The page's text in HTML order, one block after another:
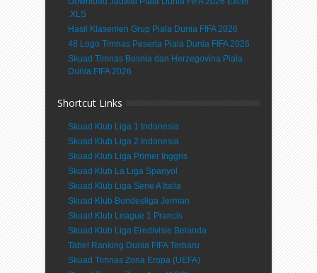
.XLS
Hasil Klasemen Grup Piala Dunia FIFA 2026
48 Logo Timnas Peserta Piala Dunia FIFA 2026
Skuad Timnas Bosnia dan Herzegovina Piala
Dunia FIFA 2026
Shortcut Links
Skuad Klub Liga 1 Indonesia
Skuad Klub Liga 2 Indonesia
Skuad Klub Liga Primer Inggris
Skuad Klub La Liga Spanyol
Skuad Klub Liga Serie A Italia
Skuad Klub Bundesliga Jerman
Skuad Klub League 1 Prancis
Skuad Klub Liga Eredivisie Belanda
Tabel Ranking Dunia FIFA Terbaru
Skuad Timnas Zona Eropa (UEFA)